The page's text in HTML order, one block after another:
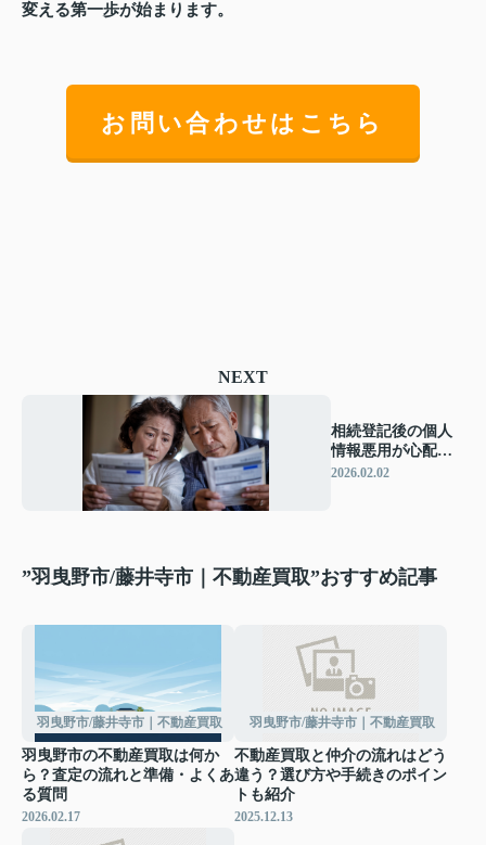
変える第一歩が始まります。
お問い合わせはこちら
NEXT
相続登記後の個人
情報悪用が心配な
方へ！流出リスク
2026.02.02
”羽曳野市/藤井寺市｜不動産買取”おすすめ記事
羽曳野市/藤井寺市｜不動産買取
羽曳野市の不動産買取は何か
ら？査定の流れと準備・よくあ
る質問
2026.02.17
羽曳野市/藤井寺市｜不動産買取
不動産買取と仲介の流れはどう
違う？選び方や手続きのポイン
トも紹介
2025.12.13